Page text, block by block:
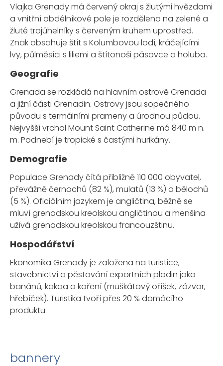
Vlajka Grenady má červený okraj s žlutými hvězdami
a vnitřní obdélníkové pole je rozděleno na zelené a
žluté trojúhelníky s červeným kruhem uprostřed.
Znak obsahuje štít s Kolumbovou lodí, kráčejícími
lvy, půlměsíci s liliemi a štítonoši pásovce a holuba.
Geografie
Grenada se rozkládá na hlavním ostrově Grenada
a jižní části Grenadin. Ostrovy jsou sopečného
původu s termálními prameny a úrodnou půdou.
Nejvyšší vrchol Mount Saint Catherine má 840 m n.
m. Podnebí je tropické s častými hurikány.
Demografie
Populace Grenady čítá přibližně 110 000 obyvatel,
převážně černochů (82 %), mulatů (13 %) a bělochů
(5 %). Oficiálním jazykem je angličtina, běžně se
mluví grenadskou kreolskou angličtinou a menšina
užívá grenadskou kreolskou francouzštinu.
Hospodářství
Ekonomika Grenady je založena na turistice,
stavebnictví a pěstování exportních plodin jako
banánů, kakaa a koření (muškátový oříšek, zázvor,
hřebíček). Turistika tvoří přes 20 % domácího
produktu.
bannery